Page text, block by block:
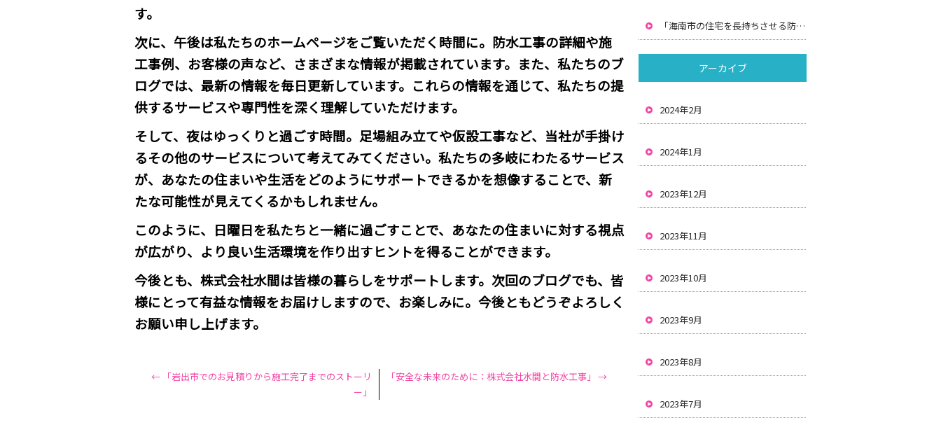
す。
次に、午後は私たちのホームページをご覧いただく時間に。防水工事の詳細や施
工事例、お客様の声など、さまざまな情報が掲載されています。また、私たちのブ
ログでは、最新の情報を毎日更新しています。これらの情報を通じて、私たちの提
供するサービスや専門性を深く理解していただけます。
そして、夜はゆっくりと過ごす時間。足場組み立てや仮設工事など、当社が手掛け
るその他のサービスについて考えてみてください。私たちの多岐にわたるサービス
が、あなたの住まいや生活をどのようにサポートできるかを想像することで、新
たな可能性が見えてくるかもしれません。
このように、日曜日を私たちと一緒に過ごすことで、あなたの住まいに対する視点
が広がり、より良い生活環境を作り出すヒントを得ることができます。
今後とも、株式会社水間は皆様の暮らしをサポートします。次回のブログでも、皆
様にとって有益な情報をお届けしますので、お楽しみに。今後ともどうぞよろしく
お願い申し上げます。
← 「岩出市でのお見積りから施工完了までのストーリ
ー」
「安全な未来のために：株式会社水間と防水工事」 →
「海南市の住宅を長持ちさせる防水と雨漏り対策：株式会社水間の解決策」
アーカイブ
2024年2月
2024年1月
2023年12月
2023年11月
2023年10月
2023年9月
2023年8月
2023年7月